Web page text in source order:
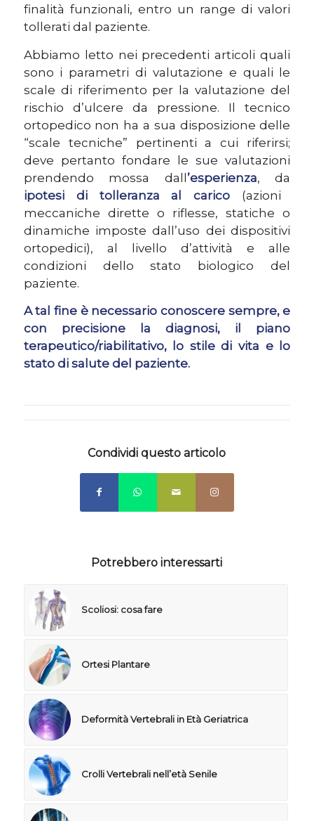
finalità funzionali, entro un range di valori
tollerati dal paziente.
Abbiamo letto nei precedenti articoli quali
sono i parametri di valutazione e quali le
scale di riferimento per la valutazione del
rischio d’ulcere da pressione. Il tecnico
ortopedico non ha a sua disposizione delle
“scale tecniche” pertinenti a cui riferirsi;
deve pertanto fondare le sue valutazioni
prendendo mossa dall’esperienza, da
ipotesi di tolleranza al carico (azioni
meccaniche dirette o riflesse, statiche o
dinamiche imposte dall’uso dei dispositivi
ortopedici), al livello d’attività e alle
condizioni dello stato biologico del
paziente.
A tal fine è necessario conoscere sempre, e
con precisione la diagnosi, il piano
terapeutico/riabilitativo, lo stile di vita e lo
stato di salute del paziente.
Condividi questo articolo
Potrebbero interessarti
Scoliosi: cosa fare
Ortesi Plantare
Deformità Vertebrali in Età Geriatrica
Crolli Vertebrali nell’età Senile